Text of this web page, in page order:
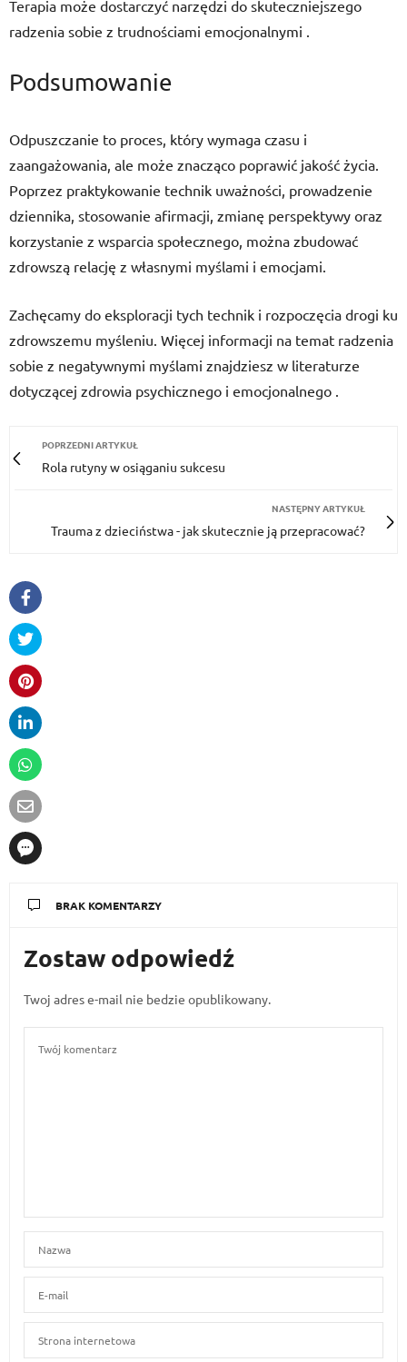
Terapia może dostarczyć narzędzi do skuteczniejszego
radzenia sobie z trudnościami emocjonalnymi .
Podsumowanie
Odpuszczanie to proces, który wymaga czasu i
zaangażowania, ale może znacząco poprawić jakość życia.
Poprzez praktykowanie technik uważności, prowadzenie
dziennika, stosowanie afirmacji, zmianę perspektywy oraz
korzystanie z wsparcia społecznego, można zbudować
zdrowszą relację z własnymi myślami i emocjami.
Zachęcamy do eksploracji tych technik i rozpoczęcia drogi ku
zdrowszemu myśleniu. Więcej informacji na temat radzenia
sobie z negatywnymi myślami znajdziesz w literaturze
dotyczącej zdrowia psychicznego i emocjonalnego .
POPRZEDNI ARTYKUŁ
Rola rutyny w osiąganiu sukcesu
NASTĘPNY ARTYKUŁ
Trauma z dzieciństwa - jak skutecznie ją przepracować?
BRAK KOMENTARZY
Zostaw odpowiedź
Twoj adres e-mail nie bedzie opublikowany.